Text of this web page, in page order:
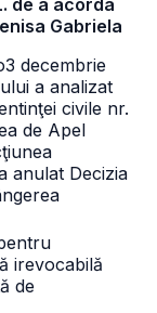
de a acorda
Gabriela
decembrie
a analizat
civile nr.
de Apel
anulat Decizia
irevocabilă
de